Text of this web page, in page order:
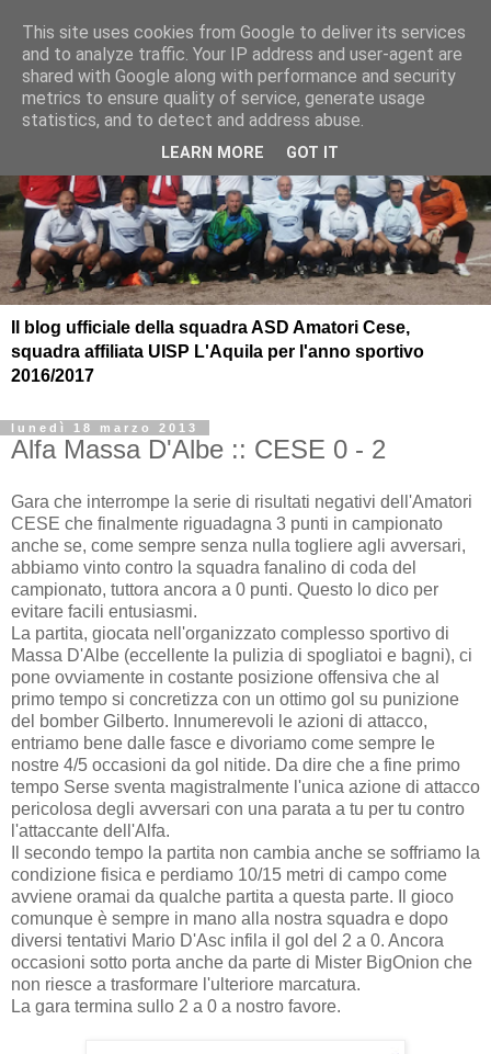
Il blog ufficiale della squadra ASD Amatori Cese,
squadra affiliata UISP L'Aquila per l'anno sportivo
2016/2017
lunedì 18 marzo 2013
Alfa Massa D'Albe :: CESE 0 - 2
Gara che interrompe la serie di risultati negativi dell'Amatori
CESE che finalmente riguadagna 3 punti in campionato
anche se, come sempre senza nulla togliere agli avversari,
abbiamo vinto contro la squadra fanalino di coda del
campionato, tuttora ancora a 0 punti. Questo lo dico per
evitare facili entusiasmi.
La partita, giocata nell'organizzato complesso sportivo di
Massa D'Albe (eccellente la pulizia di spogliatoi e bagni), ci
pone ovviamente in costante posizione offensiva che al
primo tempo si concretizza con un ottimo gol su punizione
del bomber Gilberto. Innumerevoli le azioni di attacco,
entriamo bene dalle fasce e divoriamo come sempre le
nostre 4/5 occasioni da gol nitide. Da dire che a fine primo
tempo Serse sventa magistralmente l'unica azione di attacco
pericolosa degli avversari con una parata a tu per tu contro
l'attaccante dell'Alfa.
Il secondo tempo la partita non cambia anche se soffriamo la
condizione fisica e perdiamo 10/15 metri di campo come
avviene oramai da qualche partita a questa parte. Il gioco
comunque è sempre in mano alla nostra squadra e dopo
diversi tentativi Mario D'Asc infila il gol del 2 a 0. Ancora
occasioni sotto porta anche da parte di Mister BigOnion che
non riesce a trasformare l'ulteriore marcatura.
La gara termina sullo 2 a 0 a nostro favore.
This site uses cookies from Google to deliver its services
and to analyze traffic. Your IP address and user-agent are
shared with Google along with performance and security
metrics to ensure quality of service, generate usage
statistics, and to detect and address abuse.
LEARN MORE GOT IT